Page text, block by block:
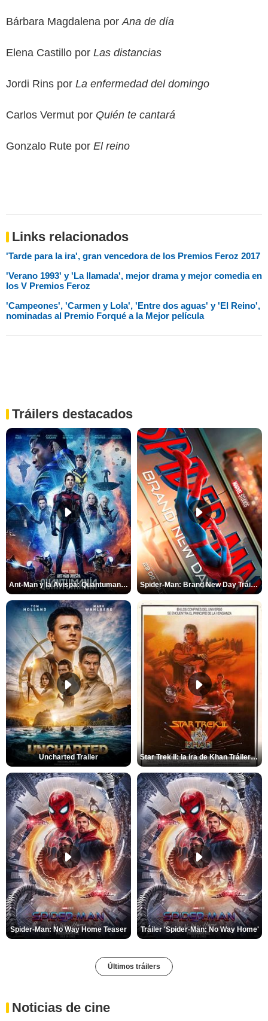
Bárbara Magdalena por Ana de día
Elena Castillo por Las distancias
Jordi Rins por La enfermedad del domingo
Carlos Vermut por Quién te cantará
Gonzalo Rute por El reino
Links relacionados
'Tarde para la ira', gran vencedora de los Premios Feroz 2017
'Verano 1993' y 'La llamada', mejor drama y mejor comedia en
los V Premios Feroz
'Campeones', 'Carmen y Lola', 'Entre dos aguas' y 'El Reino',
nominadas al Premio Forqué a la Mejor película
Tráilers destacados
Ant-Man y la Avispa: Quantumanía Tráiler (2) Spider-Man: Brand New Day Tráiler (3)
Uncharted Trailer Star Trek II: la ira de Khan Tráiler VO
Spider-Man: No Way Home Teaser Tráiler 'Spider-Man: No Way Home'
Últimos tráilers
Noticias de cine